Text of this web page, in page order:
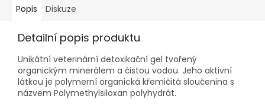
Popis Diskuze
Detailní popis produktu
Unikátní veterinární detoxikační gel tvořený
organickým minerálem a čistou vodou. Jeho aktivní
látkou je polymerní organická křemičitá sloučenina s
názvem Polymethylsiloxan polyhydrát.